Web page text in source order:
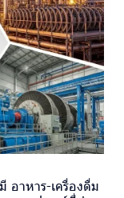
อาหาร-เครื่องดื่ม